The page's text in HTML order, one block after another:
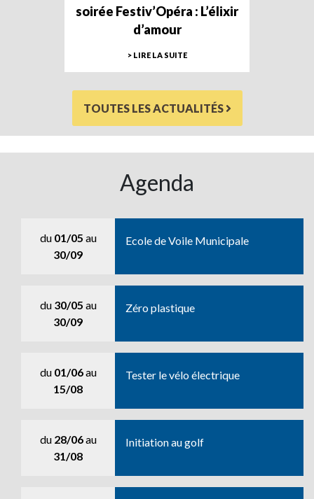
soirée Festiv’Opéra : L’élixir
d’amour
> LIRE LA SUITE
TOUTES LES ACTUALITÉS
Agenda
du 01/05 au
30/09
Ecole de Voile Municipale
du 30/05 au
30/09
Zéro plastique
du 01/06au
15/08
Tester le vélo électrique
du 28/06au
31/08
Initiation au golf